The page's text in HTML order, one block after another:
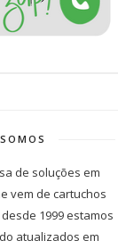
de soluções em
vem de cartuchos
1999 estamos
atualizados em